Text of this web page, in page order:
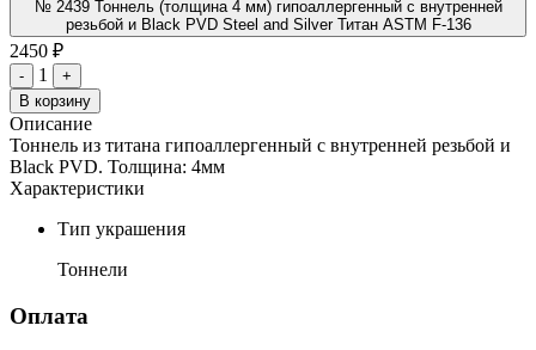
№ 2439 Тоннель (толщина 4 мм) гипоаллергенный с внутренней
резьбой и Black PVD Steel and Silver Титан ASTM F-136
2450 ₽
- 1
+
В корзину
Описание
Тоннель из титана гипоаллергенный с внутренней резьбой и
Black PVD. Толщина: 4мм
Характеристики
Тип украшения
Тоннели
Оплата